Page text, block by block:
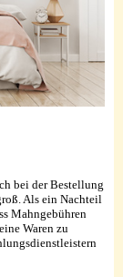
bei der Bestellung
Als ein Nachteil
Mahngebühren
Waren zu